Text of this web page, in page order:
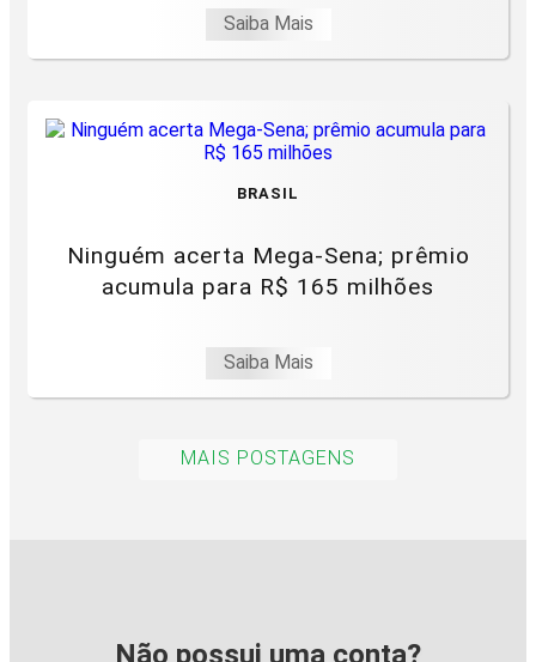
Saiba Mais
BRASIL
Ninguém acerta Mega-Sena; prêmio
acumula para R$ 165 milhões
Saiba Mais
MAIS POSTAGENS
Não possui uma conta?